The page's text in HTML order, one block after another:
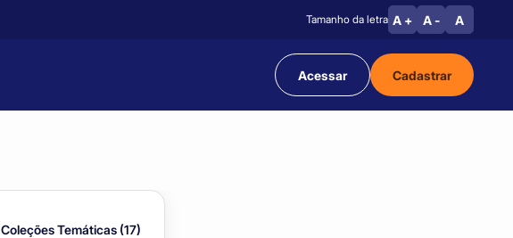
Tamanho da letra A + A - A
Acessar Cadastrar
Coleções Temáticas (17)